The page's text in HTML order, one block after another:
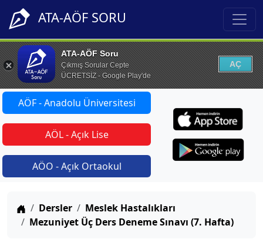
ATA-AÖF SORU
ATA-AÖF Soru
Çıkmış Sorular Cepte
ÜCRETSİZ - Google Play'de
AÇ
AÖF - Anadolu Üniversitesi
AÖL - Açık Lise
AÖO - Açık Ortaokul
Anasayfa
Dersler
Meslek Hastalıkları
Mezuniyet Üç Ders Deneme Sınavı (7. Hafta)